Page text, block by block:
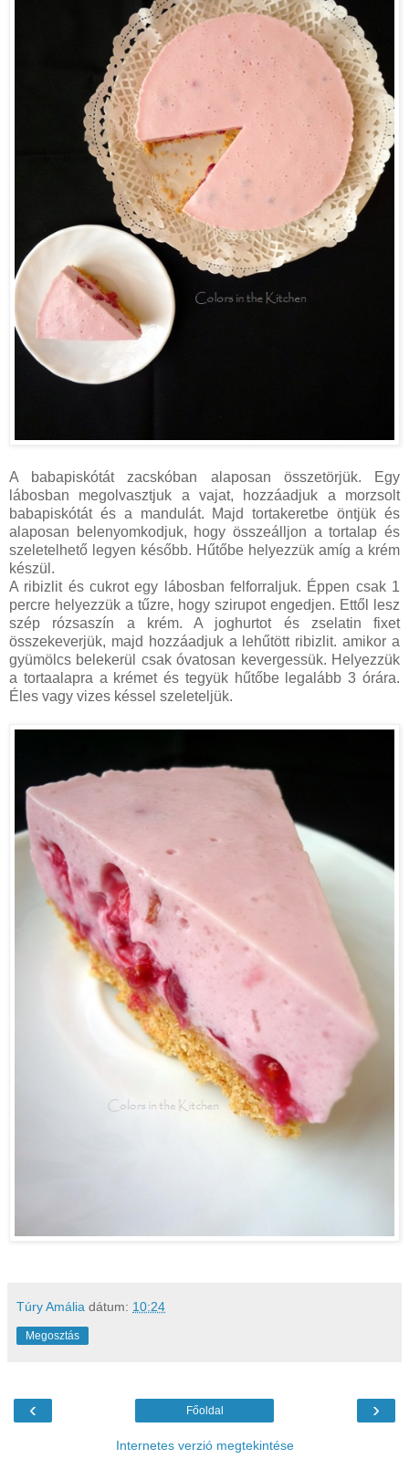
A babapiskótát zacskóban alaposan összetörjük. Egy
lábosban megolvasztjuk a vajat, hozzáadjuk a morzsolt
babapiskótát és a mandulát. Majd tortakeretbe öntjük és
alaposan belenyomkodjuk, hogy összeálljon a tortalap és
szeletelhető legyen később. Hűtőbe helyezzük amíg a krém
készül.
A ribizlit és cukrot egy lábosban felforraljuk. Éppen csak 1
percre helyezzük a tűzre, hogy szirupot engedjen. Ettől lesz
szép rózsaszín a krém. A joghurtot és zselatin fixet
összekeverjük, majd hozzáadjuk a lehűtött ribizlit. amikor a
gyümölcs belekerül csak óvatosan kevergessük. Helyezzük
a tortaalapra a krémet és tegyük hűtőbe legalább 3 órára.
Éles vagy vizes késsel szeleteljük.
Túry Amália dátum: 10:24
Megosztás
‹ ›
Főoldal
Internetes verzió megtekintése